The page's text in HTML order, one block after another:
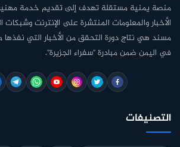
منصة يمنية مستقلة تهدف إلى تقديم خدمة
الأخبار والمعلومات المنتشرة على الإنترنت وشبكات
مسند هي نتاج دورة التحقق من الأخبار التي نفذها
في اليمن ضمن مبادرة "سفراء الجزيرة".
التصنيفات